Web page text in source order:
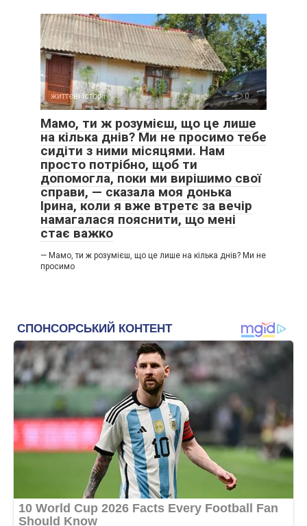
життєві історії 0
Мамо, ти ж розумієш, що це лише
на кілька днів? Ми не просимо тебе
сидіти з ними місяцями. Нам
просто потрібно, щоб ти
допомогла, поки ми вирішимо свої
справи, — сказала моя донька
Ірина, коли я вже втретє за вечір
намагалася пояснити, що мені
стає важко
— Мамо, ти ж розумієш, що це лише на кілька днів? Ми не
просимо